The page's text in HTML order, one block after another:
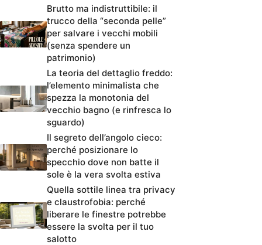
Brutto ma indistruttibile: il
trucco della “seconda pelle”
per salvare i vecchi mobili
(senza spendere un
patrimonio)
La teoria del dettaglio freddo:
l’elemento minimalista che
spezza la monotonia del
vecchio bagno (e rinfresca lo
sguardo)
Il segreto dell’angolo cieco:
perché posizionare lo
specchio dove non batte il
sole è la vera svolta estiva
Quella sottile linea tra privacy
e claustrofobia: perché
liberare le finestre potrebbe
essere la svolta per il tuo
salotto